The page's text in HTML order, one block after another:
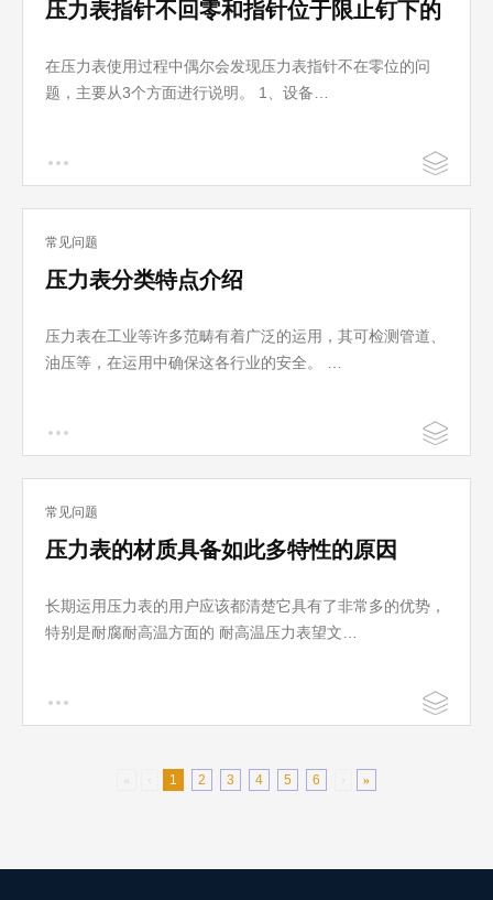
压力表指针不回零和指针位于限止钉下的
在压力表使用过程中偶尔会发现压力表指针不在零位的问
题，主要从3个方面进行说明。 1、设备…
常见问题
压力表分类特点介绍
压力表在工业等许多范畴有着广泛的运用，其可检测管道、
油压等，在运用中确保这各行业的安全。 …
常见问题
压力表的材质具备如此多特性的原因
长期运用压力表的用户应该都清楚它具有了非常多的优势，
特别是耐腐耐高温方面的 耐高温压力表望文…
« ‹ 1 2 3 4 5 6 › »